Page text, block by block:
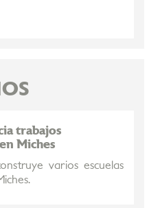
trabajos
Miches
varios escuelas